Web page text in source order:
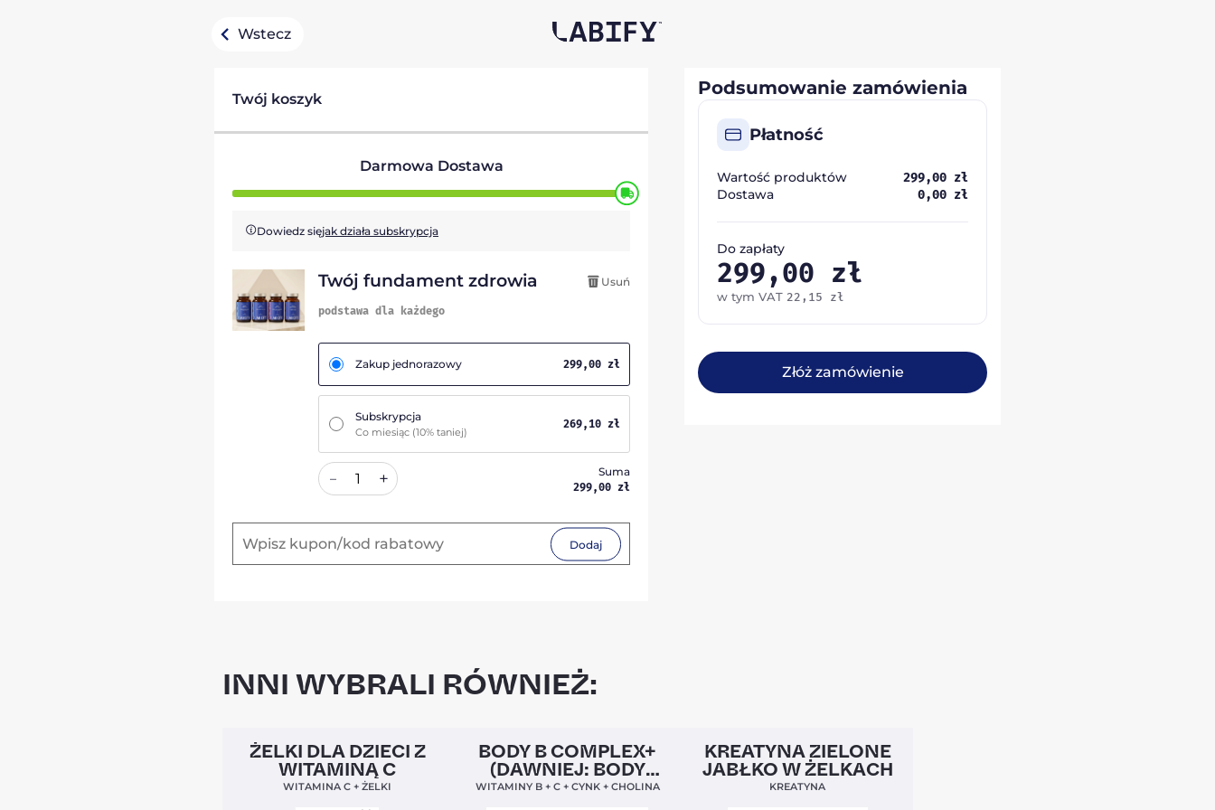
Wstecz
Twój koszyk
Darmowa Dostawa
Dowiedz sięjak działa subskrypcja
Twój fundament zdrowia
podstawa dla każdego
Usuń
Zakup jednorazowy 299,00 zł
Subskrypcja
Co miesiąc (10% taniej)
269,10 zł
– + Suma
299,00 zł
Dodaj
Podsumowanie zamówienia
Płatność
Wartość produktów 299,00 zł
Dostawa 0,00 zł
Do zapłaty
299,00 zł
w tym VAT 22,15 zł
Złóż zamówienie
INNI WYBRALI RÓWNIEŻ:
Clean Label 5,0
ŻELKI DLA DZIECI Z
WITAMINĄ C
WITAMINA C + ŻELKI
Clean Label Nowa Formuła
BODY B COMPLEX+
(DAWNIEJ: BODY
BALANCE)
WITAMINY B + C + CYNK + CHOLINA
Nowość 4,5
KREATYNA ZIELONE
JABŁKO W ŻELKACH
KREATYNA